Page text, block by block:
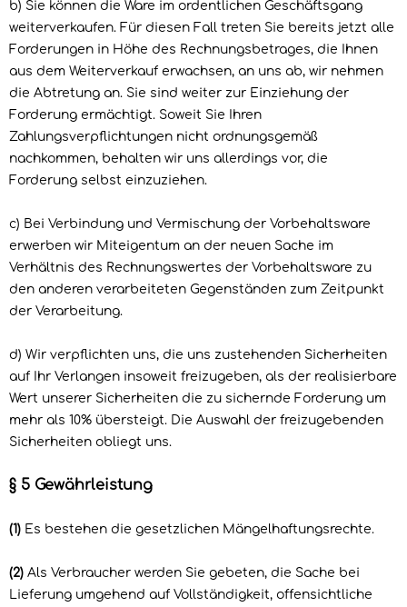
b) Sie können die Ware im ordentlichen Geschäftsgang
weiterverkaufen. Für diesen Fall treten Sie bereits jetzt alle
Forderungen in Höhe des Rechnungsbetrages, die Ihnen
aus dem Weiterverkauf erwachsen, an uns ab, wir nehmen
die Abtretung an. Sie sind weiter zur Einziehung der
Forderung ermächtigt. Soweit Sie Ihren
Zahlungsverpflichtungen nicht ordnungsgemäß
nachkommen, behalten wir uns allerdings vor, die
Forderung selbst einzuziehen.
c) Bei Verbindung und Vermischung der Vorbehaltsware
erwerben wir Miteigentum an der neuen Sache im
Verhältnis des Rechnungswertes der Vorbehaltsware zu
den anderen verarbeiteten Gegenständen zum Zeitpunkt
der Verarbeitung.
d) Wir verpflichten uns, die uns zustehenden Sicherheiten
auf Ihr Verlangen insoweit freizugeben, als der realisierbare
Wert unserer Sicherheiten die zu sichernde Forderung um
mehr als 10% übersteigt. Die Auswahl der freizugebenden
Sicherheiten obliegt uns.
§ 5 Gewährleistung
(1) Es bestehen die gesetzlichen Mängelhaftungsrechte.
(2) Als Verbraucher werden Sie gebeten, die Sache bei
Lieferung umgehend auf Vollständigkeit, offensichtliche